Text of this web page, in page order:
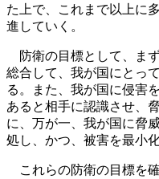
た上で、これまで以上に
進していく。
防衛の目標として、ま
総合して、我が国にとっ
る。また、我が国に侵害
あると相手に認識させ、
に、万が一、我が国に脅
処し、かつ、被害を最小化
これらの防衛の目標を